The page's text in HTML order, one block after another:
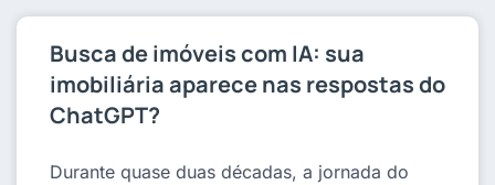
Busca de imóveis com IA: sua
imobiliária aparece nas respostas do
ChatGPT?
Durante quase duas décadas, a jornada do